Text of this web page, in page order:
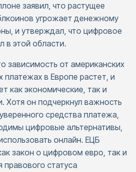
заявил, что растущее
угрожает денежному
и утверждал, что цифровое
в этой области.
зависимость от американских
в Европе растет, и
как экономические, так и
Хотя он подчеркнул важность
средства платежа,
цифровые альтернативы,
онлайн. ЕЦБ
закон о цифровом евро, так и
статуса